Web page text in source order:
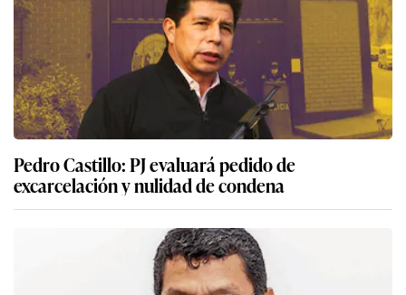
Pedro Castillo: PJ evaluará pedido de
excarcelación y nulidad de condena